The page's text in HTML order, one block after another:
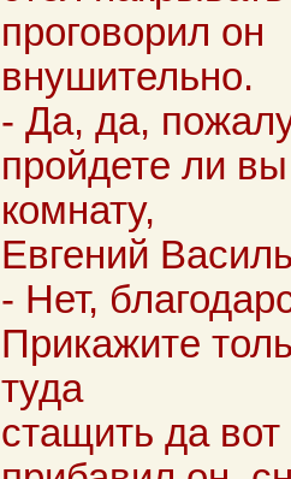
проговорил он
внушительно.
- Да, да,
пройдете ли
комнату,
Евгений
- Нет,
Прикажите
туда
стащить да вот